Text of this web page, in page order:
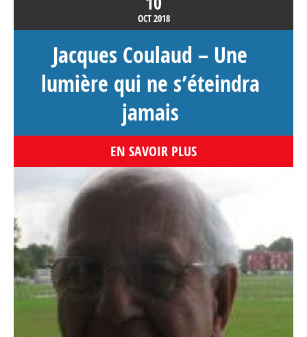
OCT2018
Jacques Coulaud – Une
lumière qui ne s’éteindra
jamais
EN SAVOIR PLUS